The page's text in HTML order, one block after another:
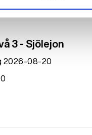
3 - Sjölejon
2026-08-20